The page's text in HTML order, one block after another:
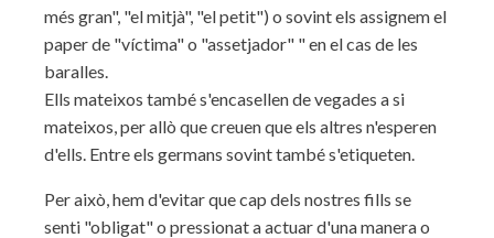
més gran", "el mitjà", "el petit") o sovint els assignem el
paper de "víctima" o "assetjador" " en el cas de les
baralles.
Ells mateixos també s'encasellen de vegades a si
mateixos, per allò que creuen que els altres n'esperen
d'ells. Entre els germans sovint també s'etiqueten.
Per això, hem d'evitar que cap dels nostres fills se
senti "obligat" o pressionat a actuar d'una manera o